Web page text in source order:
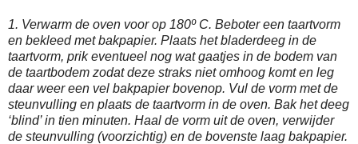
1. Verwarm de oven voor op 180º C. Beboter een taartvorm
en bekleed met bakpapier. Plaats het bladerdeeg in de
taartvorm, prik eventueel nog wat gaatjes in de bodem van
de taartbodem zodat deze straks niet omhoog komt en leg
daar weer een vel bakpapier bovenop. Vul de vorm met de
steunvulling en plaats de taartvorm in de oven. Bak het deeg
‘blind’ in tien minuten. Haal de vorm uit de oven, verwijder
de steunvulling (voorzichtig) en de bovenste laag bakpapier.